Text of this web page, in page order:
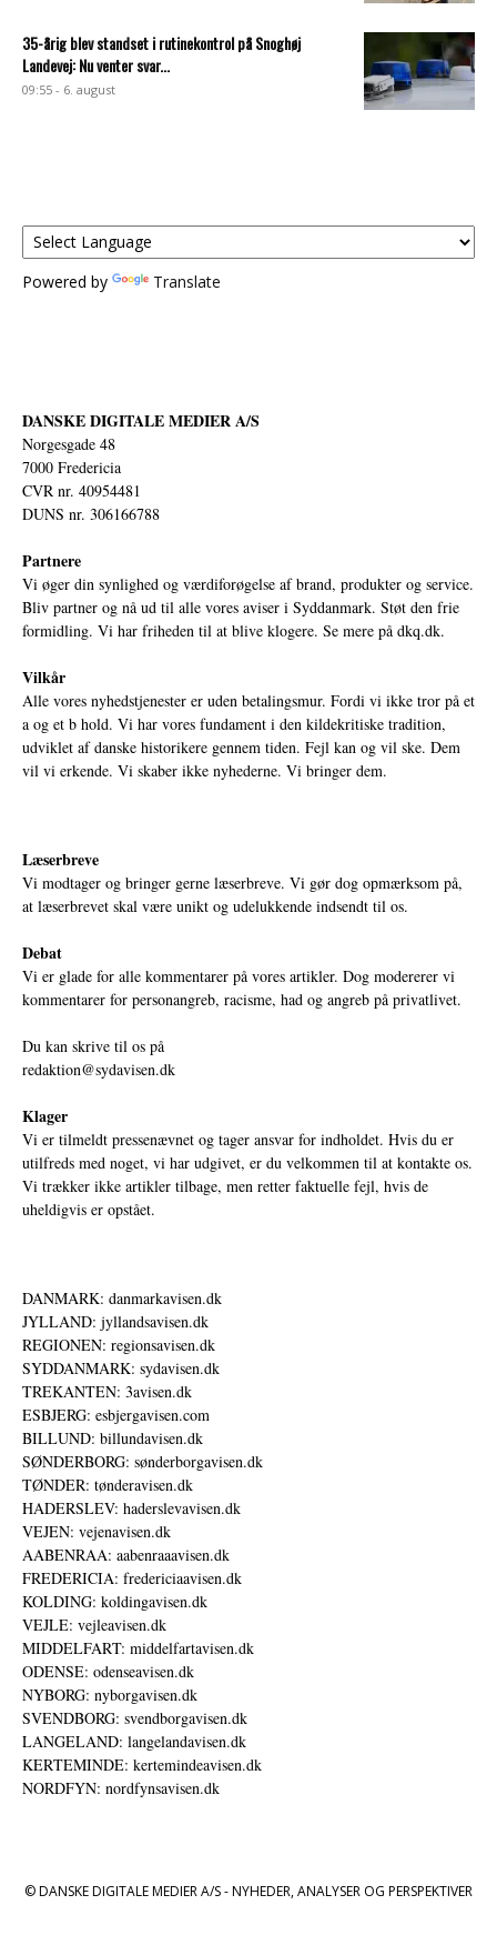
35-årig blev standset i rutinekontrol på Snoghøj
Landevej: Nu venter svar...
09:55 - 6. august
Powered by Translate
DANSKE DIGITALE MEDIER A/S
Norgesgade 48
7000 Fredericia
CVR nr. 40954481
DUNS nr. 306166788
Partnere
Vi øger din synlighed og værdiforøgelse af brand, produkter og service.
Bliv partner og nå ud til alle vores aviser i Syddanmark. Støt den frie
formidling. Vi har friheden til at blive klogere. Se mere på dkq.dk.
Vilkår
Alle vores nyhedstjenester er uden betalingsmur. Fordi vi ikke tror på et
a og et b hold. Vi har vores fundament i den kildekritiske tradition,
udviklet af danske historikere gennem tiden. Fejl kan og vil ske. Dem
vil vi erkende. Vi skaber ikke nyhederne. Vi bringer dem.
Læserbreve
Vi modtager og bringer gerne læserbreve. Vi gør dog opmærksom på,
at læserbrevet skal være unikt og udelukkende indsendt til os.
Debat
Vi er glade for alle kommentarer på vores artikler. Dog modererer vi
kommentarer for personangreb, racisme, had og angreb på privatlivet.
Du kan skrive til os på
redaktion@sydavisen.dk
Klager
Vi er tilmeldt pressenævnet og tager ansvar for indholdet. Hvis du er
utilfreds med noget, vi har udgivet, er du velkommen til at kontakte os.
Vi trækker ikke artikler tilbage, men retter faktuelle fejl, hvis de
uheldigvis er opstået.
DANMARK: danmarkavisen.dk
JYLLAND: jyllandsavisen.dk
REGIONEN: regionsavisen.dk
SYDDANMARK: sydavisen.dk
TREKANTEN: 3avisen.dk
ESBJERG: esbjergavisen.com
BILLUND: billundavisen.dk
SØNDERBORG: sønderborgavisen.dk
TØNDER: tønderavisen.dk
HADERSLEV: haderslevavisen.dk
VEJEN: vejenavisen.dk
AABENRAA: aabenraaavisen.dk
FREDERICIA: fredericiaavisen.dk
KOLDING: koldingavisen.dk
VEJLE: vejleavisen.dk
MIDDELFART: middelfartavisen.dk
ODENSE: odenseavisen.dk
NYBORG: nyborgavisen.dk
SVENDBORG: svendborgavisen.dk
LANGELAND: langelandavisen.dk
KERTEMINDE: kertemindeavisen.dk
NORDFYN: nordfynsavisen.dk
© DANSKE DIGITALE MEDIER A/S - NYHEDER, ANALYSER OG PERSPEKTIVER